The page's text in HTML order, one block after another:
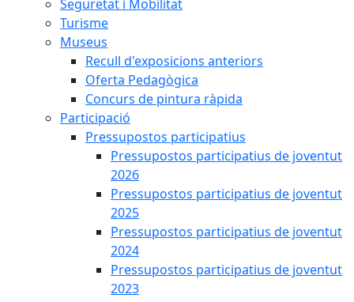
Seguretat i Mobilitat
Turisme
Museus
Recull d'exposicions anteriors
Oferta Pedagògica
Concurs de pintura ràpida
Participació
Pressupostos participatius
Pressupostos participatius de joventut
2026
Pressupostos participatius de joventut
2025
Pressupostos participatius de joventut
2024
Pressupostos participatius de joventut
2023